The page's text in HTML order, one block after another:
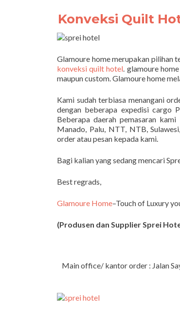
Konveksi Quilt
Glamoure home merupakan pilihan
konveksi quilt hotel. glamoure
maupun custom. Glamoure home
Kami sudah terbiasa menangani
dengan beberapa expedisi cargo
Beberapa daerah pemasaran
Manado, Palu, NTT, NTB,
order atau pesan kepada kami.
Bagi kalian yang sedang mencari
Best regrads,
Glamoure Home–Touch of Luxury
(Produsen dan Supplier Sprei
Main office/ kantor order : Jalan